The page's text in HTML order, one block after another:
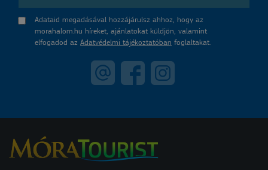
Adataid megadásával hozzájárulsz ahhoz, hogy az
morahalom.hu híreket, ajánlatokat küldjön, valamint
elfogadod az Adatvédelmi tájékoztatóban foglaltakat.